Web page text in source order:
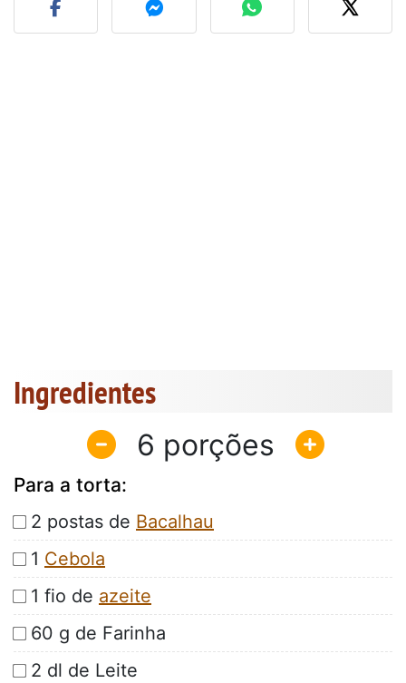
Ingredientes
6
Para a torta:
2 postas de Bacalhau
1 Cebola
1 fio de azeite
60 g de Farinha
2 dl de Leite